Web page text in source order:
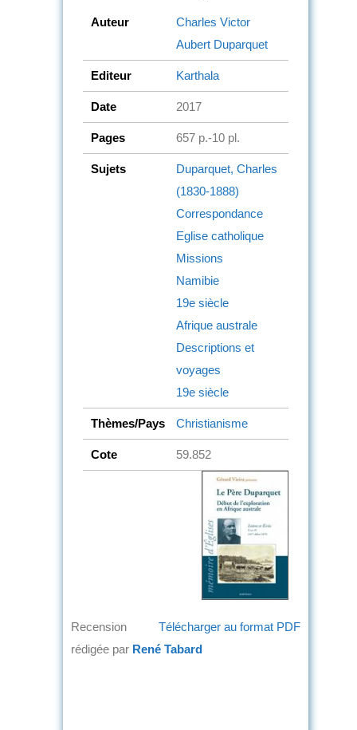
Auteur
Charles Victor
Aubert Duparquet
Editeur Karthala
Date 2017
Pages 657 p.-10 pl.
Sujets
Duparquet, Charles
(1830-1888)
Correspondance
Eglise catholique
Missions
Namibie
19e siècle
Afrique australe
Descriptions et
voyages
19e siècle
Thèmes/Pays Christianisme
Cote 59.852
Télécharger au format PDF
Recension
rédigée par René Tabard